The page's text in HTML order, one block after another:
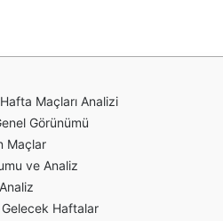
Maçları Analizi
Görünümü
Maçlar
ve Analiz
Haftalar